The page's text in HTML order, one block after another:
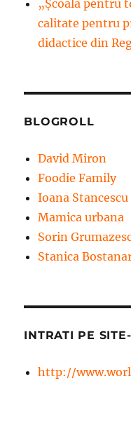
„Școala pentru
calitate pentru
didactice din
BLOGROLL
David Miron
Foodie Family
Ioana Stancescu
Mamica urbana
Sorin
Stanica
INTRATI PE
http://